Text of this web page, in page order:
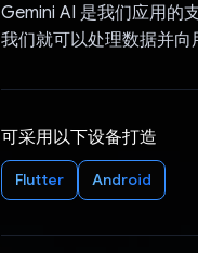
Gemini AI 是我们应用的
我们就可以处理数据并向
可采用以下设备打造
Flutter Android